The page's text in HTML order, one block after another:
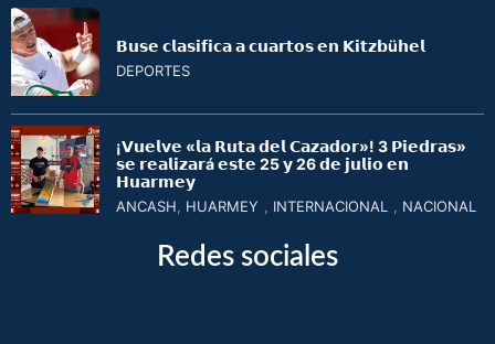
𝗕𝘂𝘀𝗲 𝗰𝗹𝗮𝘀𝗶𝗳𝗶𝗰𝗮 𝗮 𝗰𝘂𝗮𝗿𝘁𝗼𝘀 𝗲𝗻 𝗞𝗶𝘁𝘇𝗯ü𝗵𝗲𝗹
DEPORTES
¡𝗩𝘂𝗲𝗹𝘃𝗲 «𝗹𝗮 𝗥𝘂𝘁𝗮 𝗱𝗲𝗹 𝗖𝗮𝘇𝗮𝗱𝗼𝗿»! 3 𝗣𝗶𝗲𝗱𝗿𝗮𝘀»
𝘀𝗲 𝗿𝗲𝗮𝗹𝗶𝘇𝗮𝗿á 𝗲𝘀𝘁𝗲 25 𝘆 26 𝗱𝗲 𝗷𝘂𝗹𝗶𝗼 𝗲𝗻
𝗛𝘂𝗮𝗿𝗺𝗲𝘆
ANCASH HUARMEY INTERNACIONAL NACIONAL
Redes sociales